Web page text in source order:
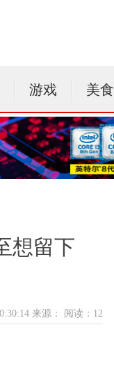
游戏 美食
想留下
来源： 阅读：12